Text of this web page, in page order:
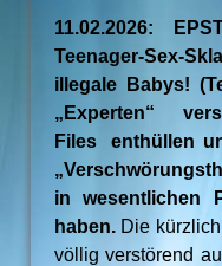
11.02.2026:
Teenager-Sex-
illegale Babys!
„Experten“
Files enthüllen
in wesentlichen
haben. Die
völlig verstörend